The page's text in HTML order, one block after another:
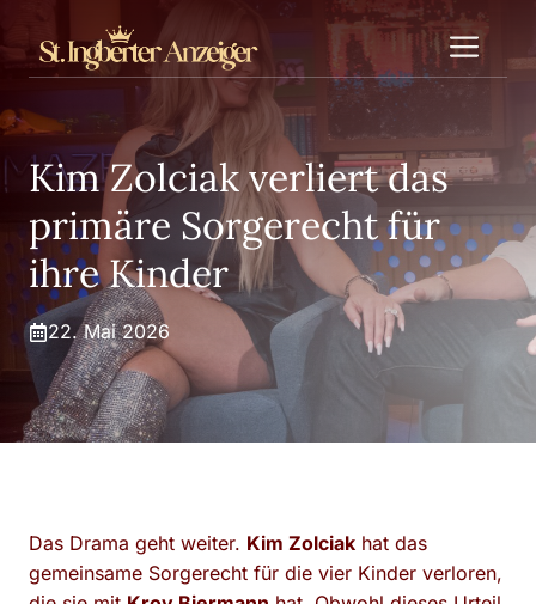
Inhalt
springen
Kim Zolciak verliert das
primäre Sorgerecht für
ihre Kinder
22. Mai 2026
Das Drama geht weiter. Kim Zolciak hat das
gemeinsame Sorgerecht für die vier Kinder verloren,